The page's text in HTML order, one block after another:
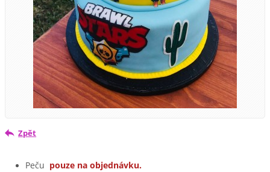
Zpět
Peču pouze na objednávku.